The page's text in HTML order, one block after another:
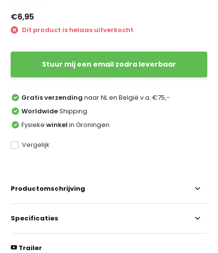
€6,95
Dit product is helaas uitverkocht
Stuur mij een email zodra leverbaar
Gratis verzending naar NL en België v.a. €75,-
WorldwideShipping
Fysiekewinkel in Groningen
Vergelijk
Productomschrijving
Specificaties
Trailer